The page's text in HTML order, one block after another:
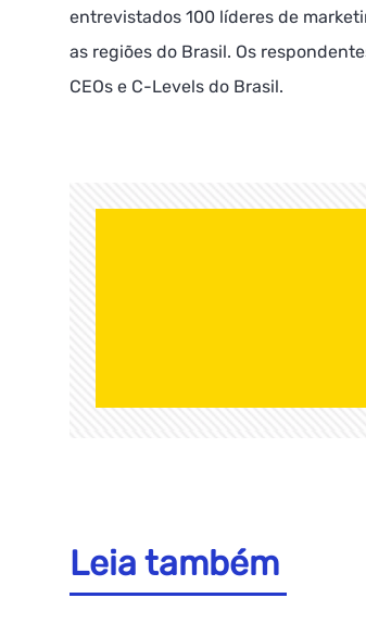
entrevistados 100 líderes de
as regiões do Brasil. Os
CEOs e C-Levels do Brasil.
Leia também